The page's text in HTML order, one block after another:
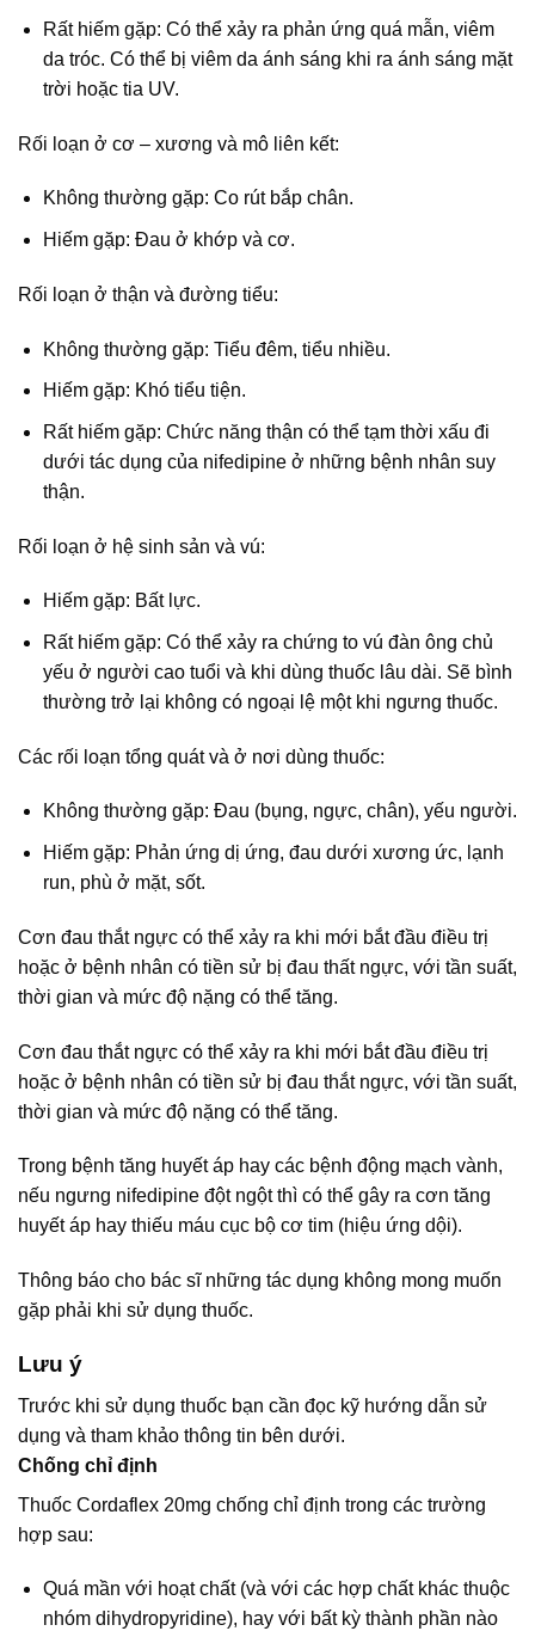
Rất hiếm gặp: Có thể xảy ra phản ứng quá mẫn, viêm
da tróc. Có thể bị viêm da ánh sáng khi ra ánh sáng mặt
trời hoặc tia UV.
Rối loạn ở cơ – xương và mô liên kết:
Không thường gặp: Co rút bắp chân.
Hiếm gặp: Đau ở khớp và cơ.
Rối loạn ở thận và đường tiểu:
Không thường gặp: Tiểu đêm, tiểu nhiều.
Hiếm gặp: Khó tiểu tiện.
Rất hiếm gặp: Chức năng thận có thể tạm thời xấu đi
dưới tác dụng của nifedipine ở những bệnh nhân suy
thận.
Rối loạn ở hệ sinh sản và vú:
Hiếm gặp: Bất lực.
Rất hiếm gặp: Có thể xảy ra chứng to vú đàn ông chủ
yếu ở người cao tuổi và khi dùng thuốc lâu dài. Sẽ bình
thường trở lại không có ngoại lệ một khi ngưng thuốc.
Các rối loạn tổng quát và ở nơi dùng thuốc:
Không thường gặp: Đau (bụng, ngực, chân), yếu người.
Hiếm gặp: Phản ứng dị ứng, đau dưới xương ức, lạnh
run, phù ở mặt, sốt.
Cơn đau thắt ngực có thể xảy ra khi mới bắt đầu điều trị
hoặc ở bệnh nhân có tiền sử bị đau thất ngực, với tần suất,
thời gian và mức độ nặng có thể tăng.
Cơn đau thắt ngực có thể xảy ra khi mới bắt đầu điều trị
hoặc ở bệnh nhân có tiền sử bị đau thắt ngực, với tần suất,
thời gian và mức độ nặng có thể tăng.
Trong bệnh tăng huyết áp hay các bệnh động mạch vành,
nếu ngưng nifedipine đột ngột thì có thể gây ra cơn tăng
huyết áp hay thiếu máu cục bộ cơ tim (hiệu ứng dội).
Thông báo cho bác sĩ những tác dụng không mong muốn
gặp phải khi sử dụng thuốc.
Lưu ý
Trước khi sử dụng thuốc bạn cần đọc kỹ hướng dẫn sử
dụng và tham khảo thông tin bên dưới.
Chống chỉ định
Thuốc Cordaflex 20mg chống chỉ định trong các trường
hợp sau:
Quá mần với hoạt chất (và với các hợp chất khác thuộc
nhóm dihydropyridine), hay với bất kỳ thành phần nào